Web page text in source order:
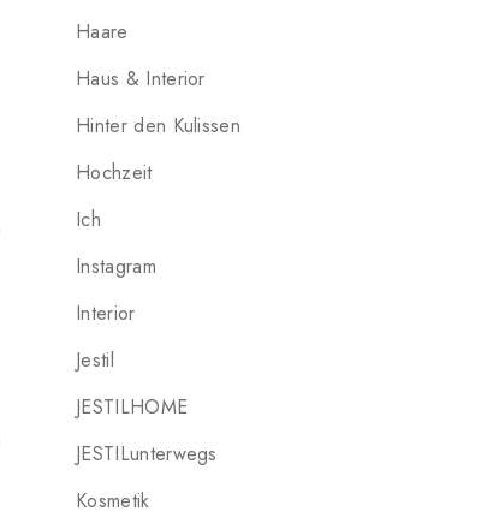
Haare
Haus & Interior
Hinter den Kulissen
Hochzeit
Ich
Instagram
Interior
Jestil
JESTILHOME
JESTILunterwegs
Kosmetik